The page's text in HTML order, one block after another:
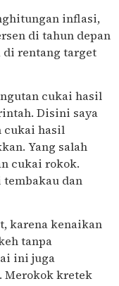
inflasi,
di tahun depan
rentang target
cukai hasil
Disini saya
cukai hasil
Yang salah
cukai rokok.
dan
karena kenaikan
tanpa
ini juga
Merokok kretek